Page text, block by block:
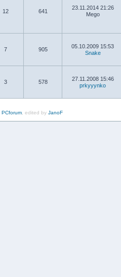
12 641
23.11.2014 21:26
Mego
7 905
05.10.2009 15:53
Snake
3 578
27.11.2008 15:46
prkyyynko
PCforum , edited by JanoF